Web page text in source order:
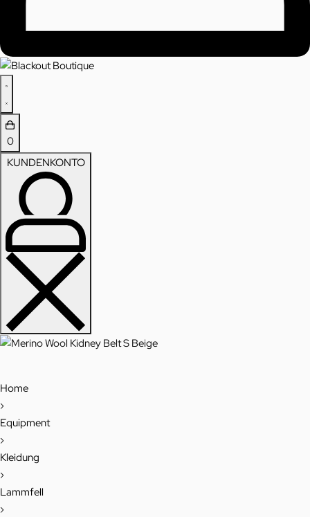
0
KUNDENKONTO
Home
›
Equipment
›
Kleidung
›
Lammfell
›